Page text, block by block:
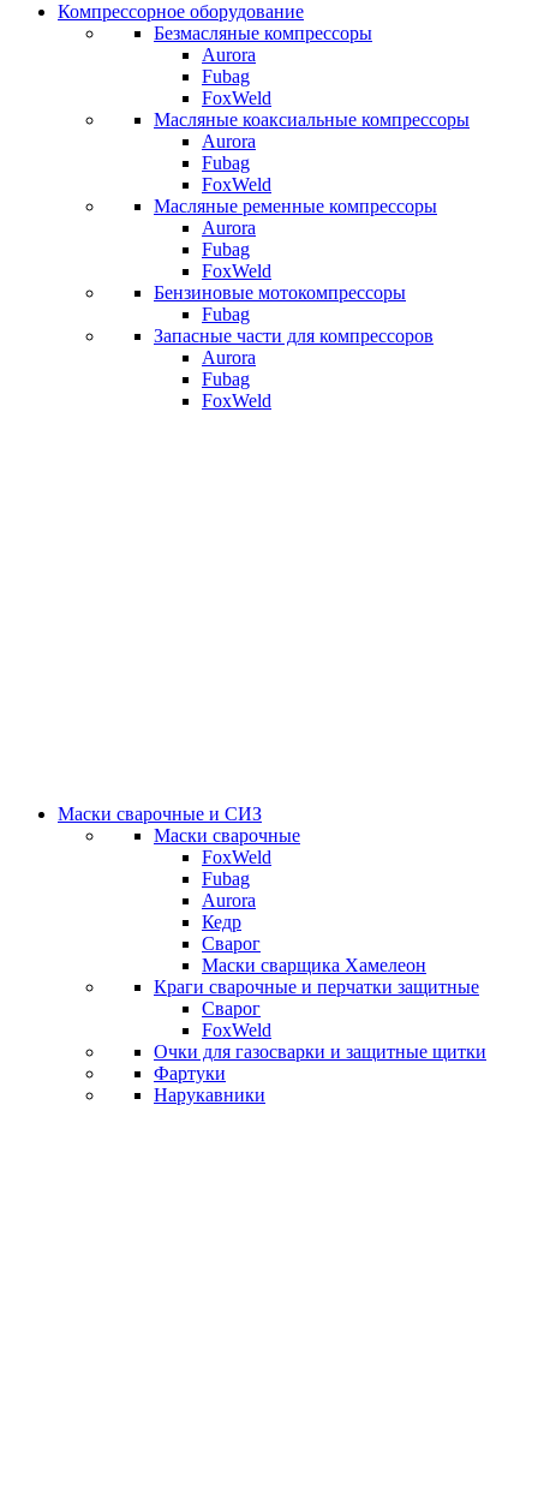
Компрессорное оборудование
Безмасляные компрессоры
Aurora
Fubag
FoxWeld
Масляные коаксиальные компрессоры
Aurora
Fubag
FoxWeld
Масляные ременные компрессоры
Aurora
Fubag
FoxWeld
Бензиновые мотокомпрессоры
Fubag
Запасные части для компрессоров
Aurora
Fubag
FoxWeld
Маски сварочные и СИЗ
Маски сварочные
FoxWeld
Fubag
Aurora
Кедр
Сварог
Маски сварщика Хамелеон
Краги сварочные и перчатки защитные
Сварог
FoxWeld
Очки для газосварки и защитные щитки
Фартуки
Нарукавники